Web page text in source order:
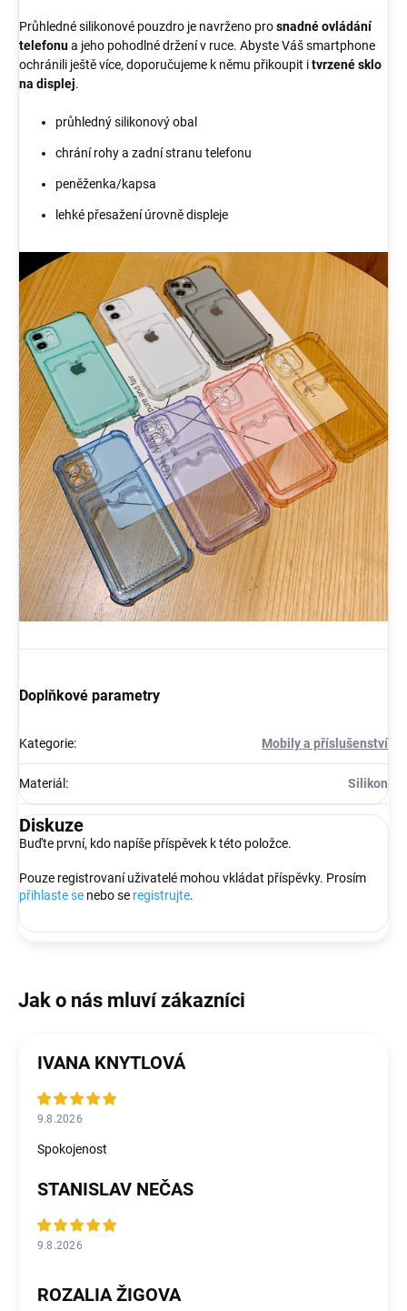
Průhledné silikonové pouzdro je navrženo prosnadné ovládání
telefonua jeho pohodlné držení v ruce. Abyste Váš smartphone
ochránili ještě více, doporučujeme k němu přikoupit itvrzené sklo
na displej.
průhledný silikonový obal
chrání rohy a zadní stranu telefonu
peněženka/kapsa
lehké přesažení úrovně displeje
Doplňkové parametry
Kategorie: Mobily a příslušenství
Materiál : Silikon
Diskuze
Buďte první, kdo napíše příspěvek k této položce.
Pouze registrovaní uživatelé mohou vkládat příspěvky. Prosím
přihlaste se nebo se registrujte.
IVANA KNYTLOVÁ
9.8.2026
Spokojenost
STANISLAV NEČAS
9.8.2026
ROZALIA ŽIGOVA